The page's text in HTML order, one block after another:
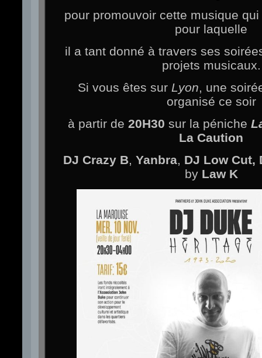
pour promouvoir cette musique
pour laquelle
il a tant donné à travers ses
projets musicaux.
Si vous êtes sur Lyon , une
organisé ce soir
à partir de 20H30 sur la péniche
La Caution
DJ Crazy B Yanbra
DJ Low Cut,
by Law K